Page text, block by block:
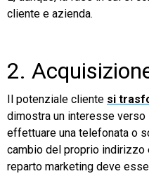
cliente e azienda.
2.
Il potenziale cliente si
dimostra un interesse verso
effettuare una telefonata o
cambio del proprio indirizzo
reparto marketing deve